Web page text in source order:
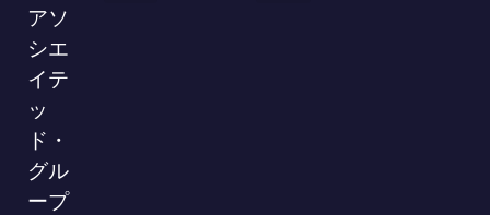
アソ
シエ
イテ
ッ
ド・
グル
ープ